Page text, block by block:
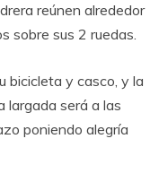
reúnen alrededor
sobre sus 2 ruedas.
bicicleta y casco, y la
largada será a las
poniendo alegría